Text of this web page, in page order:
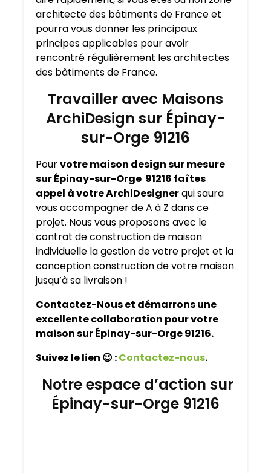
architecte des bâtiments de France et
pourra vous donner les principaux
principes applicables pour avoir
rencontré régulièrement les architectes
des bâtiments de France.
Travailler avec Maisons
ArchiDesign sur Épinay-
sur-Orge 91216
Pourvotre maison design sur mesure
sur Épinay-sur-Orge 91216 faîtes
appel à votre ArchiDesignerqui saura
vous accompagner de A à Z dans ce
projet. Nous vous proposons avec le
contrat de construction de maison
individuelle la gestion de votre projet et la
conception construction de votre maison
jusqu’à sa livraison !
Contactez-Nous et démarrons une
excellente collaboration pour votre
maison sur Épinay-sur-Orge 91216.
Suivez le lien 😉 :Contactez-nous.
Notre espace d’action sur
Épinay-sur-Orge 91216